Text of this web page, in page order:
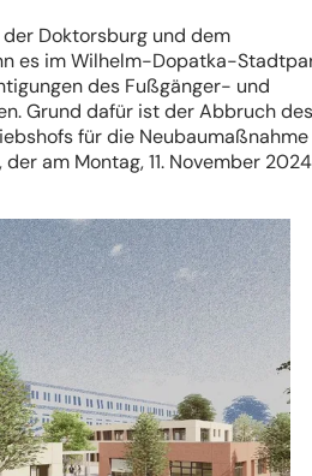
Doktorsburg und dem
es im Wilhelm-Dopatka-
des Fußgänger- und
Grund dafür ist der Abbruch des
für die Neubaumaßnahme
am Montag, 11. November